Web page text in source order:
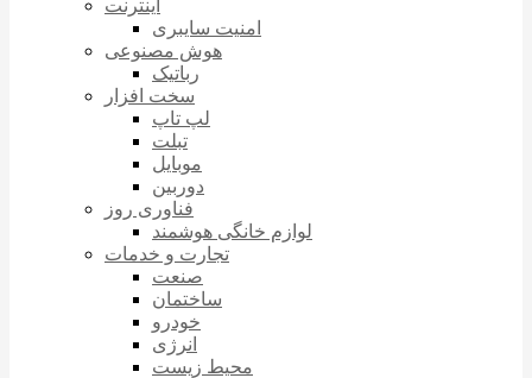
اینترنت
امنیت سایبری
هوش مصنوعی
رباتیک
سخت افزار
لپ تاپ
تبلت
موبایل
دوربین
فناوری روز
لوازم خانگی هوشمند
تجارت و خدمات
صنعت
ساختمان
خودرو
انرژی
محیط زیست